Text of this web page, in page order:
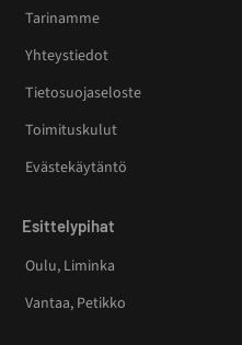
Tarinamme
Yhteystiedot
Tietosuojaseloste
Toimituskulut
Evästekäytäntö
Esittelypihat
Oulu, Liminka
Vantaa, Petikko